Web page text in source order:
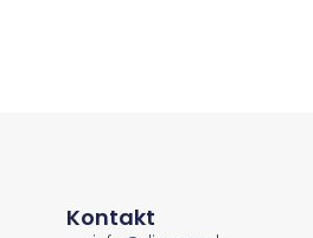
Kontakt